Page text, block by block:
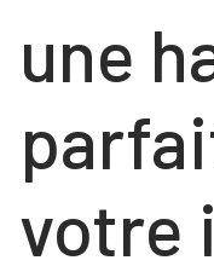
une
votre